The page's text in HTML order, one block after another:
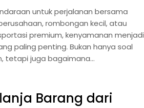
untuk perjalanan bersama
rombongan kecil, atau
premium, kenyamanan menjadi
paling penting. Bukan hanya soal
tetapi juga bagaimana…
Barang dari